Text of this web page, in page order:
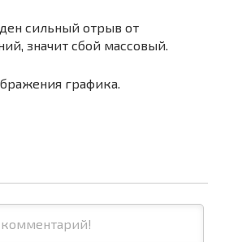
сильный отрыв от
значит сбой массовый.
графика.